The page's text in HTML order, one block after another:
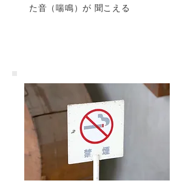
た音（喘鳴）が 聞こえる